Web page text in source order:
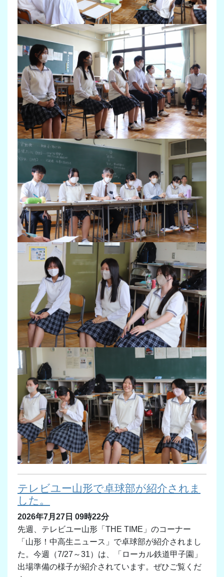
テレビユー山形で卓球部が紹介されま
した。
2026年7月27日 09時22分
先週、テレビユー山形「THE TIME」のコーナー
「山形！中高生ニュース」で卓球部が紹介されまし
た。今週（7/27～31）は、「ローカル鉄道甲子園」
出場準備の様子が紹介されています。ぜひご覧くだ